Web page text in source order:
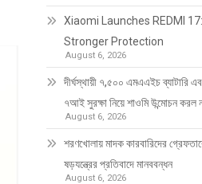
Xiaomi Launches REDMI
Stronger Protection
August 6, 2026
দীর্ঘস্থায়ী ৭,৫০০ এমএএইচ ব্যাটারি
৭আই সুরক্ষা নিয়ে শাওমি উন্মোচন করল
August 6, 2026
শরণখোলায় মাদক কারবারিদের
ষড়যন্ত্রের প্রতিবাদে মানববন্ধন
August 6, 2026